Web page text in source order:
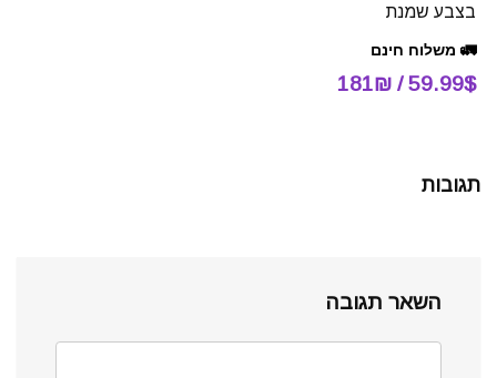
בצבע שמנת
🚛 משלוח חינם
59.99$ / 181₪
תגובות
השאר תגובה